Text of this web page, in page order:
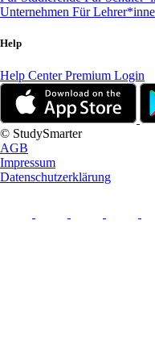
Unternehmen Für
Help
Help CenterPremium Login
© StudySmarter
AGB
Impressum
Datenschutzerklärung